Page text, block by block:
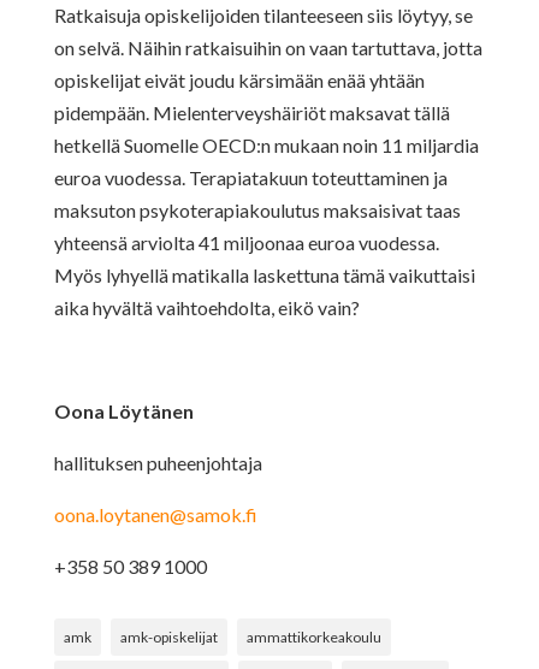
Ratkaisuja opiskelijoiden tilanteeseen siis löytyy, se
on selvä. Näihin ratkaisuihin on vaan tartuttava, jotta
opiskelijat eivät joudu kärsimään enää yhtään
pidempään. Mielenterveyshäiriöt maksavat tällä
hetkellä Suomelle OECD:n mukaan noin 11 miljardia
euroa vuodessa. Terapiatakuun toteuttaminen ja
maksuton psykoterapiakoulutus maksaisivat taas
yhteensä arviolta 41 miljoonaa euroa vuodessa.
Myös lyhyellä matikalla laskettuna tämä vaikuttaisi
aika hyvältä vaihtoehdolta, eikö vain?
Oona Löytänen
hallituksen puheenjohtaja
oona.loytanen@samok.fi
+358 50 389 1000
amk amk-opiskelijat ammattikorkeakoulu